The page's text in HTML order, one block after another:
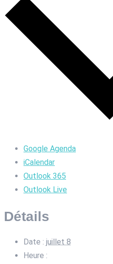
Google Agenda
iCalendar
Outlook 365
Outlook Live
Détails
Date : juillet 8
Heure :